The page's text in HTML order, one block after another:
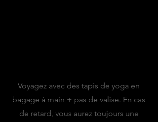
Voyagez avec des tapis de yoga en
bagage à main + pas de valise. En cas
de retard, vous aurez toujours une